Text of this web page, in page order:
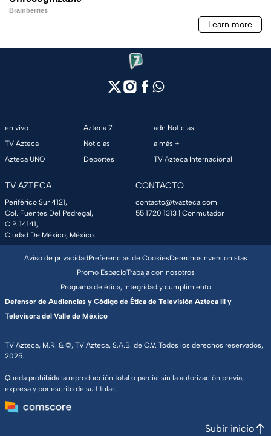
en vivo
TV Azteca
Azteca UNO
Azteca 7
Noticias
Deportes
adn Noticias
a más +
TV Azteca Internacional
TV AZTECA
Periférico Sur 4121,
Col. Fuentes Del Pedregal,
C.P. 14141,
Ciudad De México, México.
CONTACTO
contacto@tvazteca.com
55 1720 1313 | Conmutador
TV Azteca, M.R. & ©, TV Azteca, S.A.B. de C.V. Todos los derechos reservados,
2025.
Queda prohibida la reproducción total o parcial sin la autorización previa,
expresa y por escrito de su titular.
Aviso de privacidadPreferencias de CookiesDerechosInversionistas
Promo EspacioTrabaja con nosotros
Programa de ética, integridad y cumplimiento
Defensor de Audiencias y Código de Ética de Televisión Azteca III y
Televisora del Valle de México
Subir inicio